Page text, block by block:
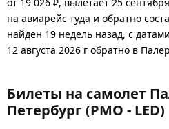
на авиарейс туда и обратно
найден 19 недель назад, с
12 августа 2026 г обратно в
Билеты на самолет
Петербург (PMO - LED)